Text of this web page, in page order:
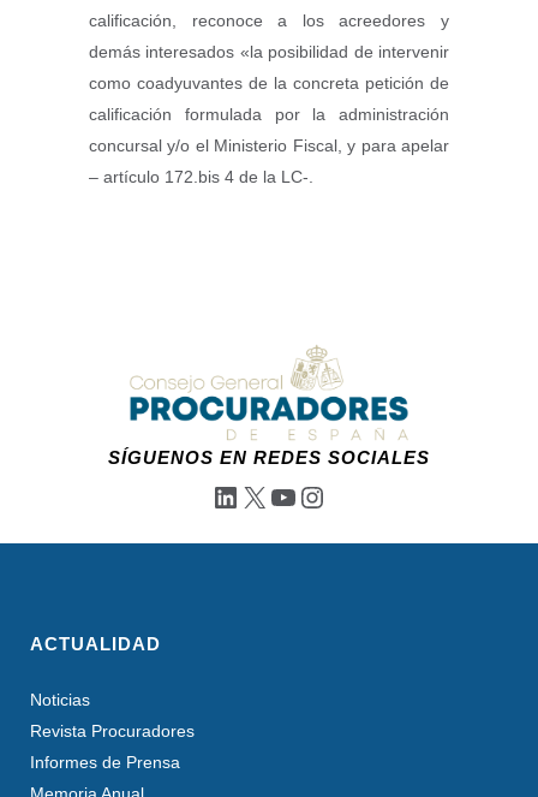
calificación, reconoce a los acreedores y
demás interesados «la posibilidad de intervenir
como coadyuvantes de la concreta petición de
calificación formulada por la administración
concursal y/o el Ministerio Fiscal, y para apelar
– artículo 172.bis 4 de la LC-.
SÍGUENOS EN REDES SOCIALES
LinkedIn
X YouTube
Instagram
ACTUALIDAD
Noticias
Revista Procuradores
Informes de Prensa